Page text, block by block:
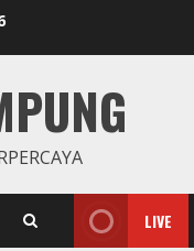
LIVE